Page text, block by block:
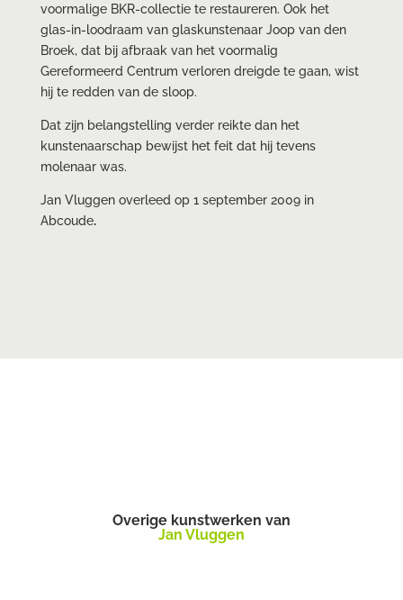
voormalige BKR-collectie te restaureren. Ook het
glas-in-loodraam van glaskunstenaar Joop van den
Broek, dat bij afbraak van het voormalig
Gereformeerd Centrum verloren dreigde te gaan, wist
hij te redden van de sloop.
Dat zijn belangstelling verder reikte dan het
kunstenaarschap bewijst het feit dat hij tevens
molenaar was.
Jan Vluggen overleed op 1 september 2009 in
Abcoude.
Overige kunstwerken van
Jan Vluggen